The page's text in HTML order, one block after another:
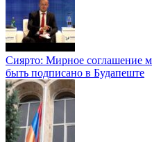
Сиярто: Мирное соглашение
быть подписано в Будапеште